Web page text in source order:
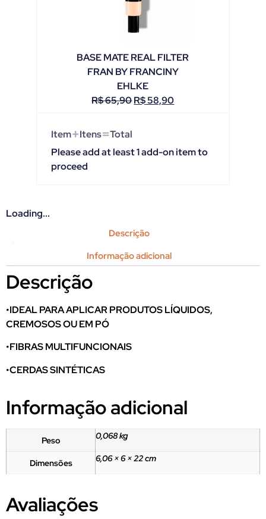
BASE MATE REAL FILTER
FRAN BY FRANCINY
EHLKE
R$65,90R$58,90
Item+Itens=Total
Please add at least 1 add-on item to
proceed
Loading...
Descrição
Informação adicional
Descrição
•IDEAL PARA APLICAR PRODUTOS LÍQUIDOS,
CREMOSOS OU EM PÓ
•FIBRAS MULTIFUNCIONAIS
•CERDAS SINTÉTICAS
Informação adicional
Peso 0,068 kg
Dimensões 6,06 × 6 × 22 cm
Avaliações